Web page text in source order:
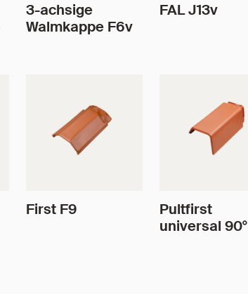
3-achsige
Walmkappe F6v
FAL J13v
First F9
Pultfirst
universal 90°